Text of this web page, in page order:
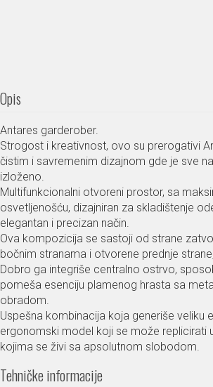
Opis
Antares garderober.
Strogost i kreativnost, ovo su prerogativi
čistim i savremenim dizajnom gde je sve
izloženo.
Multifunkcionalni otvoreni prostor, sa
osvetljenošću, dizajniran za skladištenje
elegantan i precizan način.
Ova kompozicija se sastoji od strane
bočnim stranama i otvorene prednje
Dobro ga integriše centralno ostrvo,
pomeša esenciju plamenog hrasta sa
obradom.
Uspešna kombinacija koja generiše veliku
ergonomski model koji se može replicirati
kojima se živi sa apsolutnom slobodom.
Tehničke informacije